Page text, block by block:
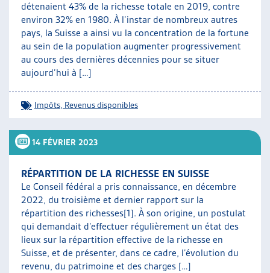
détenaient 43% de la richesse totale en 2019, contre
environ 32% en 1980. À l’instar de nombreux autres
pays, la Suisse a ainsi vu la concentration de la fortune
au sein de la population augmenter progressivement
au cours des dernières décennies pour se situer
aujourd’hui à […]
Impôts Revenus disponibles
14 FÉVRIER 2023
RÉPARTITION DE LA RICHESSE EN SUISSE
Le Conseil fédéral a pris connaissance, en décembre
2022, du troisième et dernier rapport sur la
répartition des richesses[1]. À son origine, un postulat
qui demandait d’effectuer régulièrement un état des
lieux sur la répartition effective de la richesse en
Suisse, et de présenter, dans ce cadre, l’évolution du
revenu, du patrimoine et des charges […]